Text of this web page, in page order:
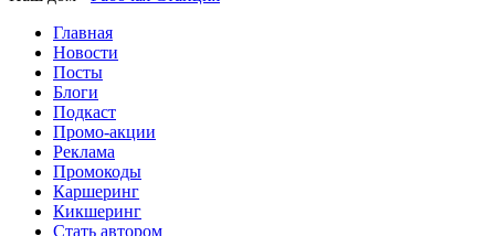
Главная
Новости
Посты
Блоги
Подкаст
Промо-акции
Реклама
Промокоды
Каршеринг
Кикшеринг
Стать автором